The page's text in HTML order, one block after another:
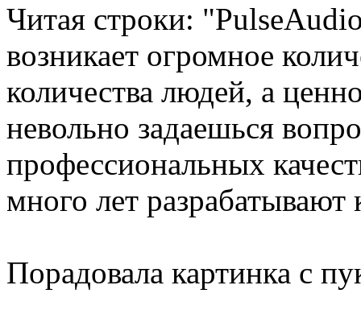
Читая строки:
возникает огромное
количества людей, а
невольно задаешьcя
профессиональных
много лет
Порадовала картинка с